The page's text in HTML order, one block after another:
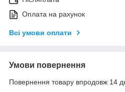
Оплата на рахунок
Всі умови оплати
Умови повернення
Повернення товару впродовж 14